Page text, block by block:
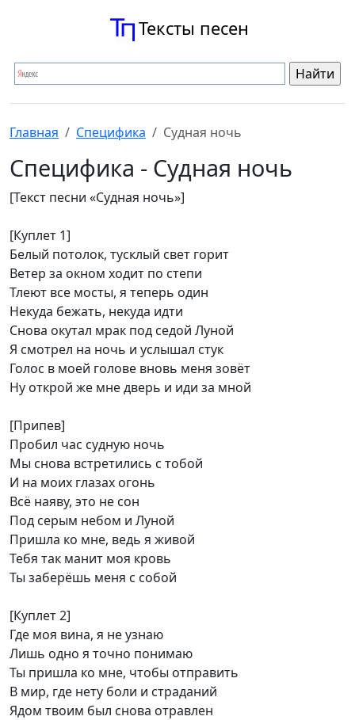
Тексты песен
Главная Специфика Судная ночь
Специфика - Судная ночь
[Текст песни «Судная ночь»]
[Куплет 1]
Белый потолок, тусклый свет горит
Ветер за окном ходит по степи
Тлеют все мосты, я теперь один
Некуда бежать, некуда идти
Снова окутал мрак под седой Луной
Я смотрел на ночь и услышал стук
Голос в моей голове вновь меня зовёт
Ну открой же мне дверь и иди за мной
[Припев]
Пробил час судную ночь
Мы снова встретились с тобой
И на моих глазах огонь
Всё наяву, это не сон
Под серым небом и Луной
Пришла ко мне, ведь я живой
Тебя так манит моя кровь
Ты заберёшь меня с собой
[Куплет 2]
Где моя вина, я не узнаю
Лишь одно я точно понимаю
Ты пришла ко мне, чтобы отправить
В мир, где нету боли и страданий
Ядом твоим был снова отравлен